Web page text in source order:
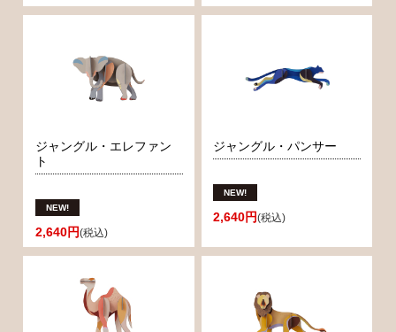
ジャングル・エレファン
ト
2,640円(税込)
ジャングル・パンサー
2,640円(税込)